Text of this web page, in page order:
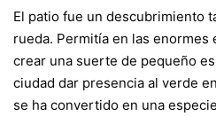
El patio fue un descubrimiento
rueda. Permitía en las enormes
crear una suerte de pequeño
ciudad dar presencia al verde
se ha convertido en una